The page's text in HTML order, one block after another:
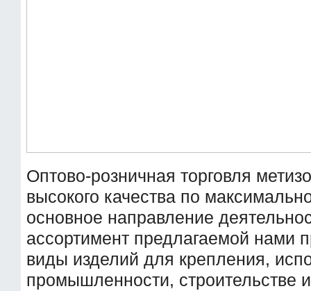
Оптово-розничная торговля
высокого качества по
основное направление
ассортимент предлагаемой нами
виды изделий для крепления,
промышленности, строительстве